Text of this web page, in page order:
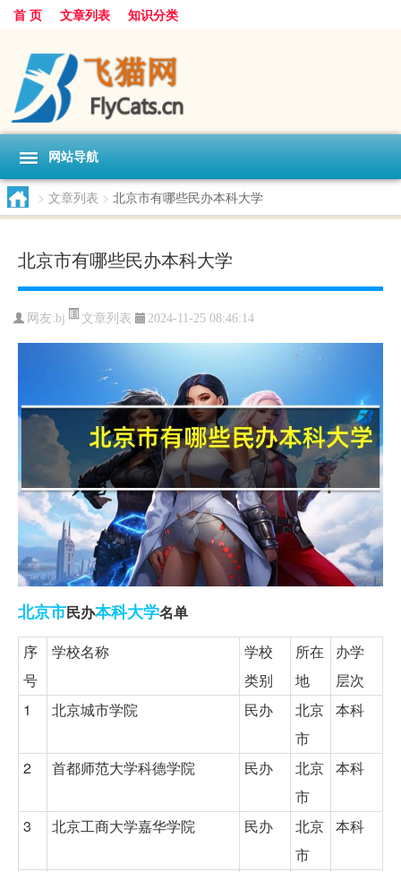
首 页 文章列表 知识分类
网站导航
> 文章列表 > 北京市有哪些民办本科大学
北京市有哪些民办本科大学
网友:bj 文章列表 2024-11-25 08:46:14
北京市民办本科大学名单
序
号
学校名称
学校
类别
所在
地
办学
层次
1
北京城市学院 民办
北京
市
本科
2 首都师范大学科德学院 民办
北京
市
本科
3 北京工商大学嘉华学院 民办
北京
市
本科